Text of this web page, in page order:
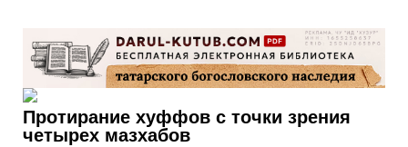
Протирание хуффов с точки зрения
четырех мазхабов